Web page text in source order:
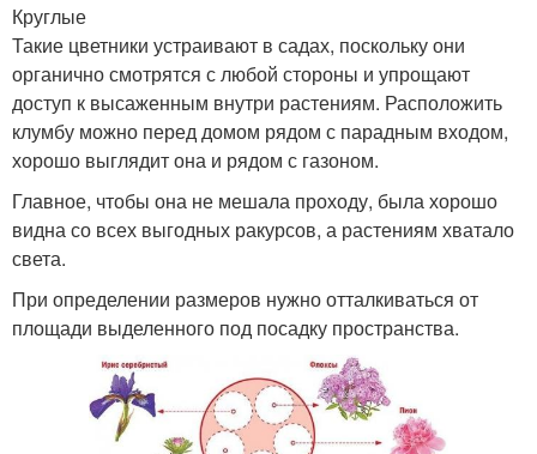
Круглые
Такие цветники устраивают в садах, поскольку они
органично смотрятся с любой стороны и упрощают
доступ к высаженным внутри растениям. Расположить
клумбу можно перед домом рядом с парадным входом,
хорошо выглядит она и рядом с газоном.
Главное, чтобы она не мешала проходу, была хорошо
видна со всех выгодных ракурсов, а растениям хватало
света.
При определении размеров нужно отталкиваться от
площади выделенного под посадку пространства.